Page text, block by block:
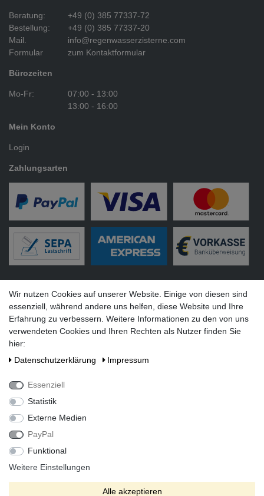
Beratung:
+49 (0) 385 77337-72
Bestellung:
+49 (0) 385 77337-20
Mail.
info@regenwasserzisterne.com
Formular
zum Kontaktformular
Bürozeiten
Mo-Fr:
07:00 - 13:00
13:00 - 16:00
Mein Konto
Login
Zahlungsarten
Social Media
Alle Preise inkl. gesetzlicher Mehrwertsteuer zzgl. Versandkosten
bei Lieferung ins Ausland.
* Die verkauften Stückzahlen beziehen sich auf Verkäufe in
unseren Shops und Marktplätzen.
Wir nutzen Cookies auf unserer Website. Einige von diesen sind
essenziell, während andere uns helfen, diese Website und Ihre
Erfahrung zu verbessern. Weitere Informationen zu den von uns
verwendeten Cookies und Ihren Rechten als Nutzer finden Sie
hier:
Daten­schutz­erklärung
Impressum
Essenziell
Statistik
Externe Medien
PayPal
Funktional
Weitere Einstellungen
Alle akzeptieren